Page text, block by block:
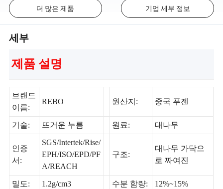
더 많은 제품 기업 세부 정보
세부
제품 설명
브랜드
이름:
REBO 원산지: 중국 푸젠
기술: 뜨거운 누름 원료: 대나무
인증
서:
SGS/Intertek/Rise/
EPH/ISO/EPD/PF
A/REACH
구조:
대나무 가닥으
로 짜여진
밀도: 1.2g/cm3 수분 함량: 12%~15%